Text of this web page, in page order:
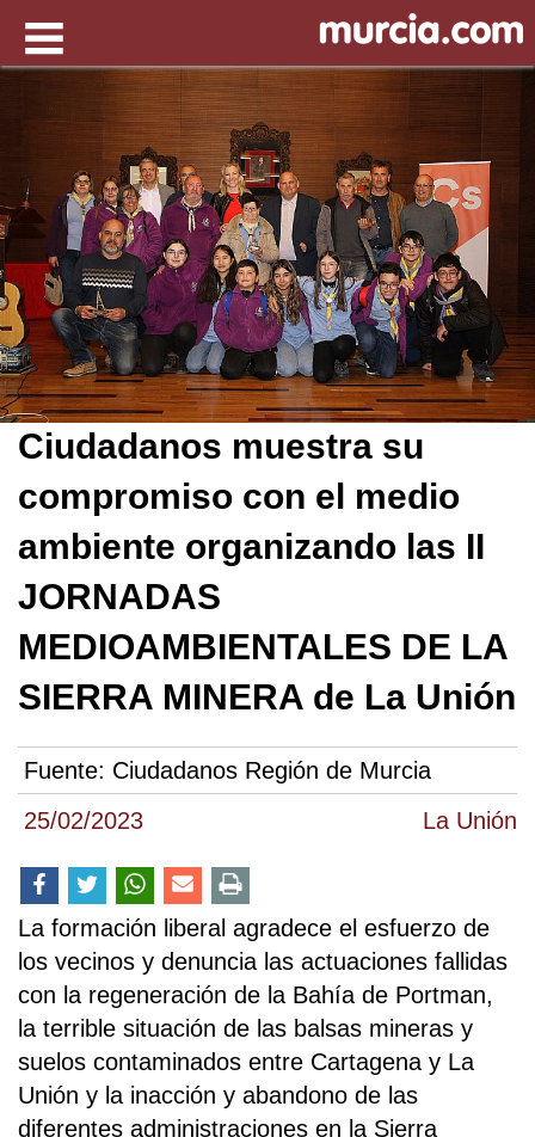
25/02/2023 La Unión
Ciudadanos muestra su
compromiso con el medio
ambiente organizando las II
JORNADAS
MEDIOAMBIENTALES DE LA
SIERRA MINERA de La Unión
Fuente: Ciudadanos Región de Murcia
La formación liberal agradece el esfuerzo de
los vecinos y denuncia las actuaciones fallidas
con la regeneración de la Bahía de Portman,
la terrible situación de las balsas mineras y
suelos contaminados entre Cartagena y La
Unión y la inacción y abandono de las
diferentes administraciones en la Sierra